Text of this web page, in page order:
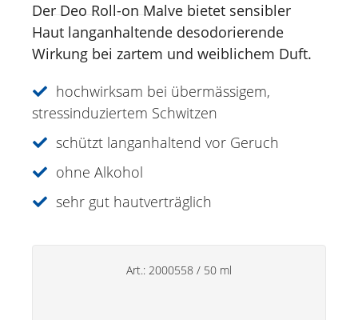
Lippenpflege
Deos
Deo Plus Sensual Salbei | Edelraute
Salbei Deo Plus Spray
Malve Deo Roll-on
JUST FOR MEN Deo Roll-on
Haushaltsprodukte
Der Deo Roll-on Malve bietet sensibler
Haut langanhaltende desodorierende
Wirkung bei zartem und weiblichem Duft.
hochwirksam bei übermässigem,
stressinduziertem Schwitzen
schützt langanhaltend vor Geruch
ohne Alkohol
sehr gut hautverträglich
Art.: 2000558 / 50 ml